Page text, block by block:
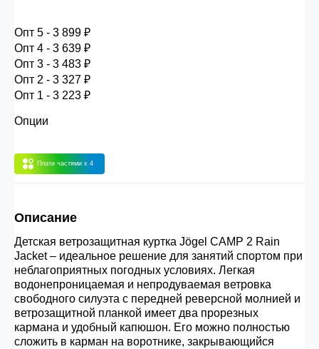
Опт 4(30%) -
30.000 рублей.
Опт 2(36%)- сумма всех заказов за 6 месяцев
Опт 1(38%) -сумма всех заказов за 6 месяцев -
400.000 рублей.
Опт 5 - 3 899 ₽
Опт 4 - 3 639 ₽
Опт 3 - 3 483 ₽
Опт 2 - 3 327 ₽
Опт 1 - 3 223 ₽
Опции
Плати частями x 4
Описание
Детская ветрозащитная куртка Jögel CAMP 2 Rain
Jacket – идеальное решение для занятий спортом при
неблагоприятных погодных условиях. Легкая
водонепроницаемая и непродуваемая ветровка
свободного силуэта с передней реверсной молнией и
ветрозащитной планкой имеет два прорезных
кармана и удобный капюшон. Его можно полностью
сложить в карман на воротнике, закрывающийся